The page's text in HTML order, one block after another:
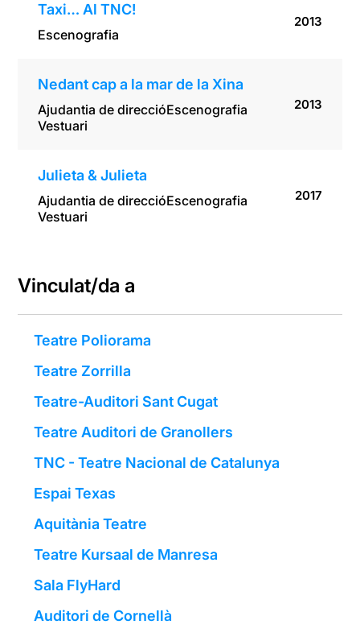
Taxi… Al TNC!
Escenografia
2013
Nedant cap a la mar de la Xina
Ajudantia de direccióEscenografia
Vestuari
2013
Julieta & Julieta
Ajudantia de direccióEscenografia
Vestuari
2017
Vinculat/da a
Teatre Poliorama
Teatre Zorrilla
Teatre-Auditori Sant Cugat
Teatre Auditori de Granollers
TNC - Teatre Nacional de Catalunya
Espai Texas
Aquitània Teatre
Teatre Kursaal de Manresa
Sala FlyHard
Auditori de Cornellà